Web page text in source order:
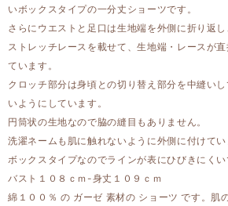
いボックスタイプの一分丈ショーツです。
さらにウエストと足口は生地端を外側に折り返
ストレッチレースを載せて、生地端・レースが
ています。
クロッチ部分は身頃との切り替え部分を中縫い
いようにしています。
円筒状の生地なので脇の縫目もありません。
洗濯ネームも肌に触れないように外側に付けてい
ボックスタイプなのでラインが表にひびきにくい
バスト１０８ｃｍ-身丈１０９ｃｍ
綿１００％ の ガーゼ 素材の ショーツ です。肌